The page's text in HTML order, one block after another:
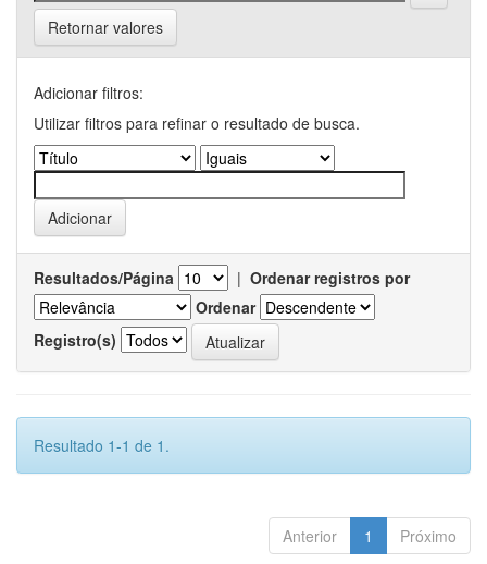
Retornar valores
Adicionar filtros:
Utilizar filtros para refinar o resultado de busca.
Resultados/Página | Ordenar registros por
Ordenar
Registro(s)
Resultado 1-1 de 1.
Anterior 1 Próximo